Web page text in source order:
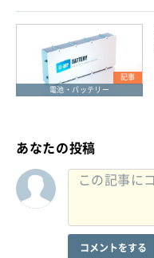
記事
電池・バッテリー
あなたの投稿
コメントをする